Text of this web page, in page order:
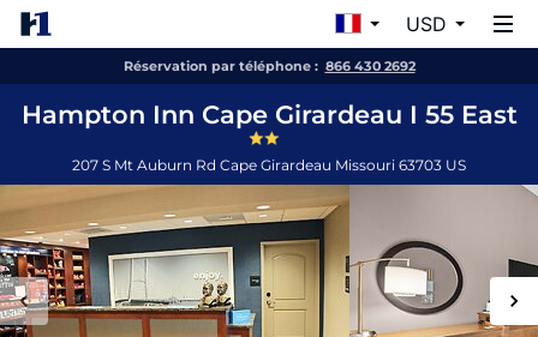
USD
Réservation par téléphone : 866 430 2692
Hampton Inn Cape Girardeau I 55 East
207 S Mt Auburn Rd Cape Girardeau Missouri 63703 US